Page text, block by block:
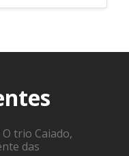
trio Caiado,
das